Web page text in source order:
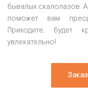
бывалых скалолазов.
поможет вам
Приходите, будет
увлекательно!